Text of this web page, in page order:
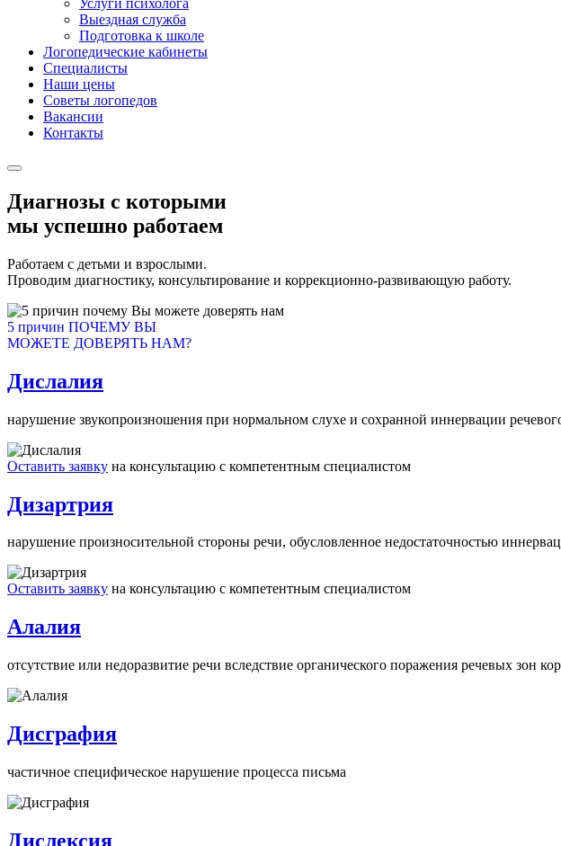
Услуги психолога
Выездная служба
Подготовка к школе
Логопедические кабинеты
Специалисты
Наши цены
Советы логопедов
Вакансии
Контакты
Диагнозы с которыми
мы успешно работаем
Работаем с детьми и взрослыми.
Проводим диагностику, консультирование и коррекционно-развивающую работу.
5 причин ПОЧЕМУ ВЫ
МОЖЕТЕ ДОВЕРЯТЬ НАМ?
Дислалия
нарушение звукопроизношения при нормальном слухе и сохранной иннервации
Оставить заявку на консультацию с компетентным специалистом
Дизартрия
нарушение произносительной стороны речи, обусловленное недостаточностью
Оставить заявку на консультацию с компетентным специалистом
Алалия
отсутствие или недоразвитие речи вследствие органического поражения речевых зон
Дисграфия
частичное специфическое нарушение процесса письма
Дислексия